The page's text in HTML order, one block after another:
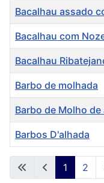
Artigos
Bacalhau assado
Bacalhau com
Bacalhau
Barbo de molhada
Barbo de Molho de
Barbos D'alhada
1 2